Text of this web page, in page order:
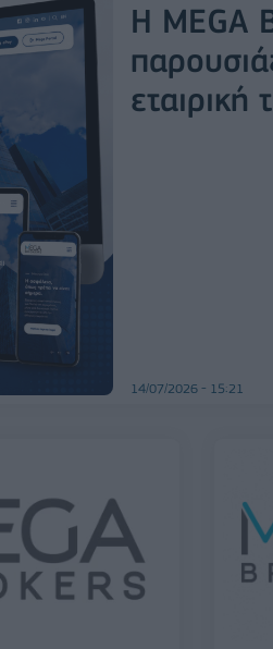
Η MEGA
εταιρική
14/07/2026 - 15:21